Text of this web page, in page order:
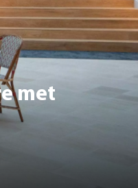
met